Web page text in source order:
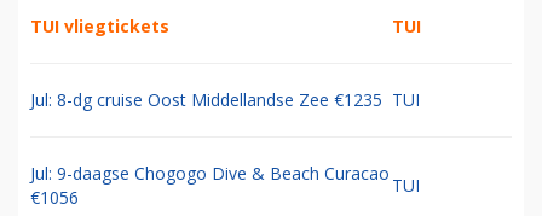
TUI vliegtickets TUI
Jul: 8-dg cruise Oost Middellandse Zee €1235 TUI
Jul: 9-daagse Chogogo Dive & Beach Curacao
€1056
TUI